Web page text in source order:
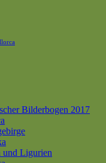
Bilderbogen 2017
und Ligurien